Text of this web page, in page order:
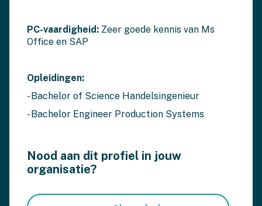
PC-vaardigheid: Zeer goede kennis van Ms
Office en SAP
Opleidingen:
- Bachelor of Science Handelsingenieur
- Bachelor Engineer Production Systems
Nood aan dit profiel in jouw
organisatie?